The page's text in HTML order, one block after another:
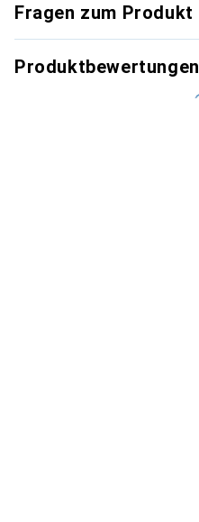
Fragen zum Produkt
Produktbewertungen